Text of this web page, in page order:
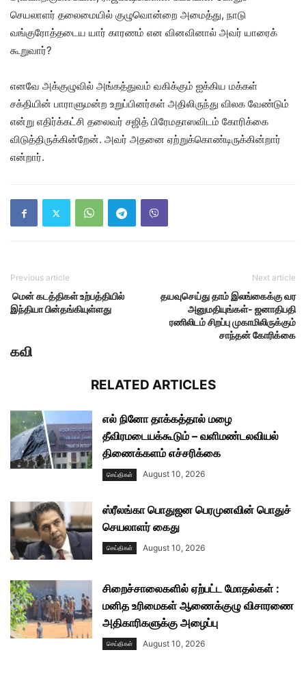
செயலாளர் தலைமையில் குழுவொன்றை அமைத்து, நாடு
வங்குரோத்தடைய யார் காரணம் என வினவினால் அவர் யாரைக்
கூறுவார்?
எனவே அக்குழுவில் அங்கத்துவம் வகிக்கும் ஐக்கிய மக்கள்
சக்தியின் பாராளுமன்ற உறுப்பினர்கள் அதிலிருந்து விலக வேண்டும்
என்று எதிர்க்கட்சி தலைவர் சஜித் பிரேமதாஸவிடம் கோரிக்கை
விடுத்திருக்கின்றேன். அவர் அதனை ஏற்றுக்கொண்டிருக்கின்றார்
என்றார்.
Previous article
மென் கடத்திகள் உற்பத்தியில்
இந்தியா பின்தங்கியுள்ளது
Next article
தயவுசெய்து தாம் இலங்கைக்கு வர
அனுமதியுங்கள்- ஜனாதிபதி
ரணிலிடம் சிறப்பு முகாமிலிருக்கும்
சாந்தன் கோரிக்கை
கவி
RELATED ARTICLES
எல் நினோ தாக்கத்தால் மழை
தீவிரமடையக்கூடும் – வளிமண்டலவியல்
திணைக்களம் எச்சரிக்கை
செய்திகள் August 10, 2026
ஸ்ரீலங்கா பொதுஜன பெரமுனவின் பொதுச்
செயலாளர் கைது
செய்திகள் August 10, 2026
சிறைச்சாலைகளில் ஏற்பட்ட மோதல்கள் :
மனித உரிமைகள் ஆணைக்குழு விசாரணை
அதிகாரிகளுக்கு அழைப்பு
செய்திகள் August 10, 2026